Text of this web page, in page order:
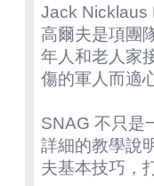
Jack Nicklaus
高爾夫是項團
年人和老人家
傷的軍人而適
SNAG 不只是
詳細的教學說
夫基本技巧，